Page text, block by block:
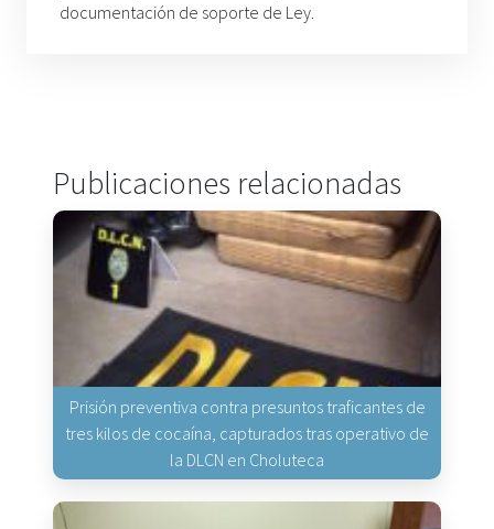
documentación de soporte de Ley.
Publicaciones relacionadas
Prisión preventiva contra presuntos traficantes de
tres kilos de cocaína, capturados tras operativo de
la DLCN en Choluteca